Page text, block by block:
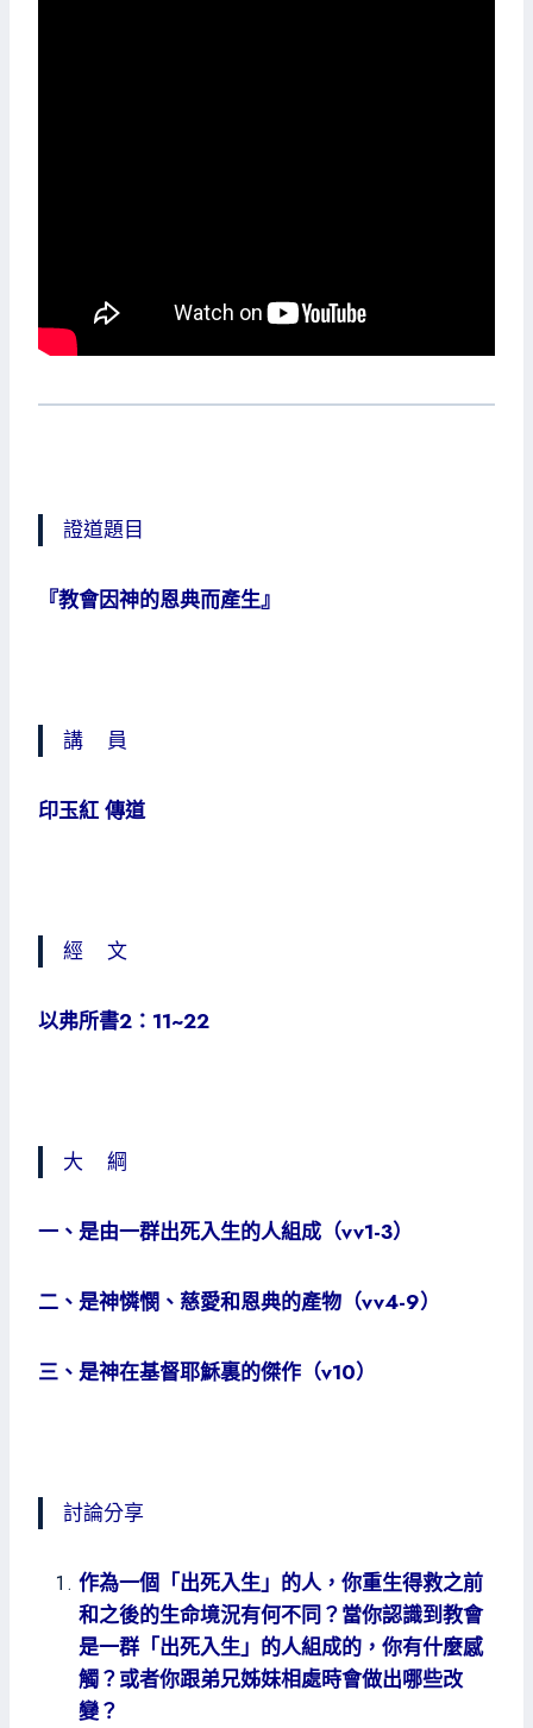
證道題目
『教會因神的恩典而產生』
講 員
印玉紅 傳道
經 文
以弗所書2：11~22
大 綱
一、是由一群出死入生的人組成（vv1-3）
二、是神憐憫、慈愛和恩典的產物（vv4-9）
三、是神在基督耶穌裏的傑作（v10）
討論分享
作為一個「出死入生」的人，你重生得救之前
和之後的生命境況有何不同？當你認識到教會
是一群「出死入生」的人組成的，你有什麼感
觸？或者你跟弟兄姊妹相處時會做出哪些改
變？